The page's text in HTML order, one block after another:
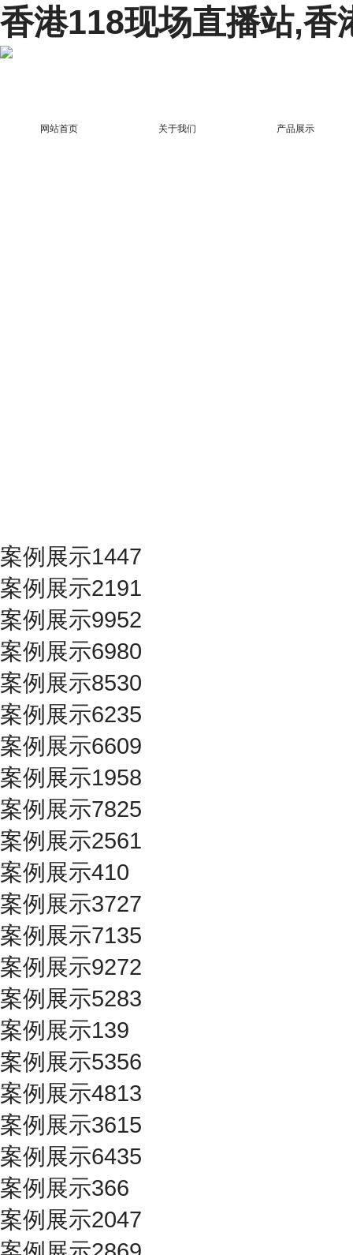
香港118现场直播站,香
网站首页 关于我们 产品展示
案例展示1447
案例展示2191
案例展示9952
案例展示6980
案例展示8530
案例展示6235
案例展示6609
案例展示1958
案例展示7825
案例展示2561
案例展示410
案例展示3727
案例展示7135
案例展示9272
案例展示5283
案例展示139
案例展示5356
案例展示4813
案例展示3615
案例展示6435
案例展示366
案例展示2047